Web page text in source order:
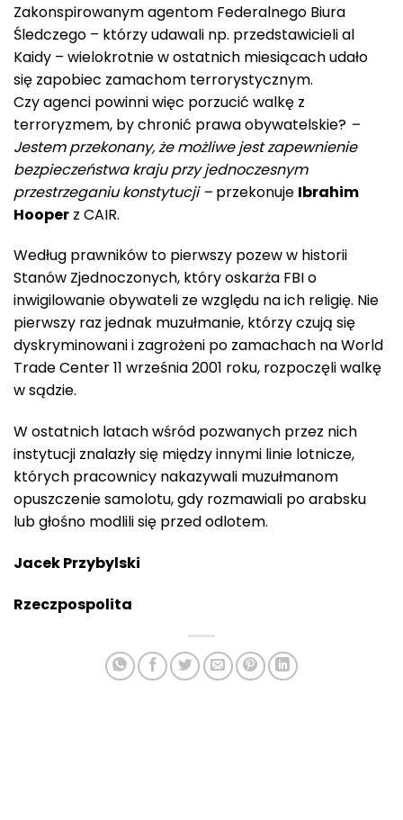
Zakonspirowanym agentom Federalnego Biura
Śledczego – którzy udawali np. przedstawicieli al
Kaidy – wielokrotnie w ostatnich miesiącach udało
się zapobiec zamachom terrorystycznym.
Czy agenci powinni więc porzucić walkę z
terroryzmem, by chronić prawa obywatelskie? –
Jestem przekonany, że możliwe jest zapewnienie
bezpieczeństwa kraju przy jednoczesnym
przestrzeganiu konstytucji – przekonuje Ibrahim
Hooper z CAIR.
Według prawników to pierwszy pozew w historii
Stanów Zjednoczonych, który oskarża FBI o
inwigilowanie obywateli ze względu na ich religię. Nie
pierwszy raz jednak muzułmanie, którzy czują się
dyskryminowani i zagrożeni po zamachach na World
Trade Center 11 września 2001 roku, rozpoczęli walkę
w sądzie.
W ostatnich latach wśród pozwanych przez nich
instytucji znalazły się między innymi linie lotnicze,
których pracownicy nakazywali muzułmanom
opuszczenie samolotu, gdy rozmawiali po arabsku
lub głośno modlili się przed odlotem.
Jacek Przybylski
Rzeczpospolita